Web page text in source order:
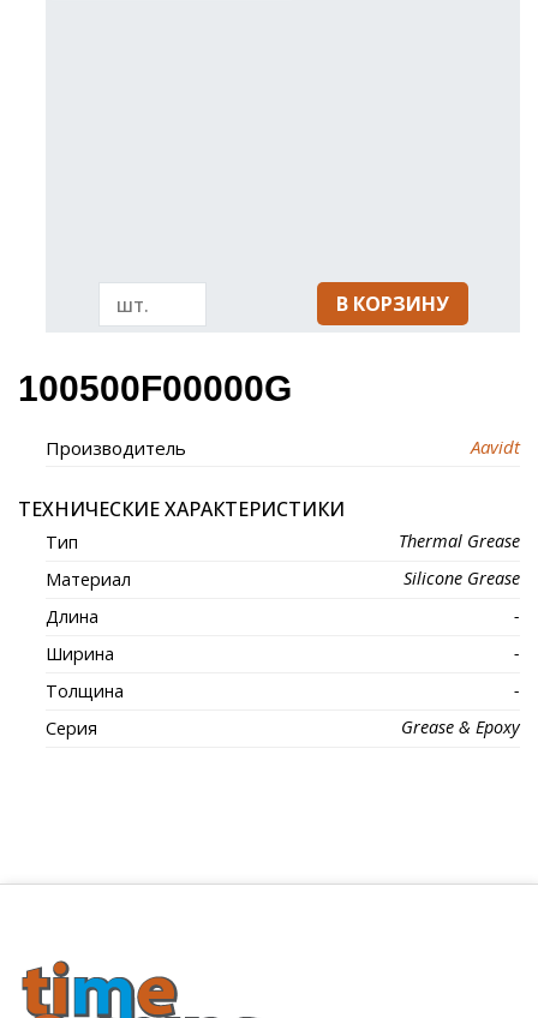
В КОРЗИНУ
100500F00000G
Производитель Aavidt
ТЕХНИЧЕСКИЕ ХАРАКТЕРИСТИКИ
Тип
Thermal Grease
Материал
Silicone Grease
Длина
-
Ширина
-
Толщина
-
Серия
Grease & Epoxy